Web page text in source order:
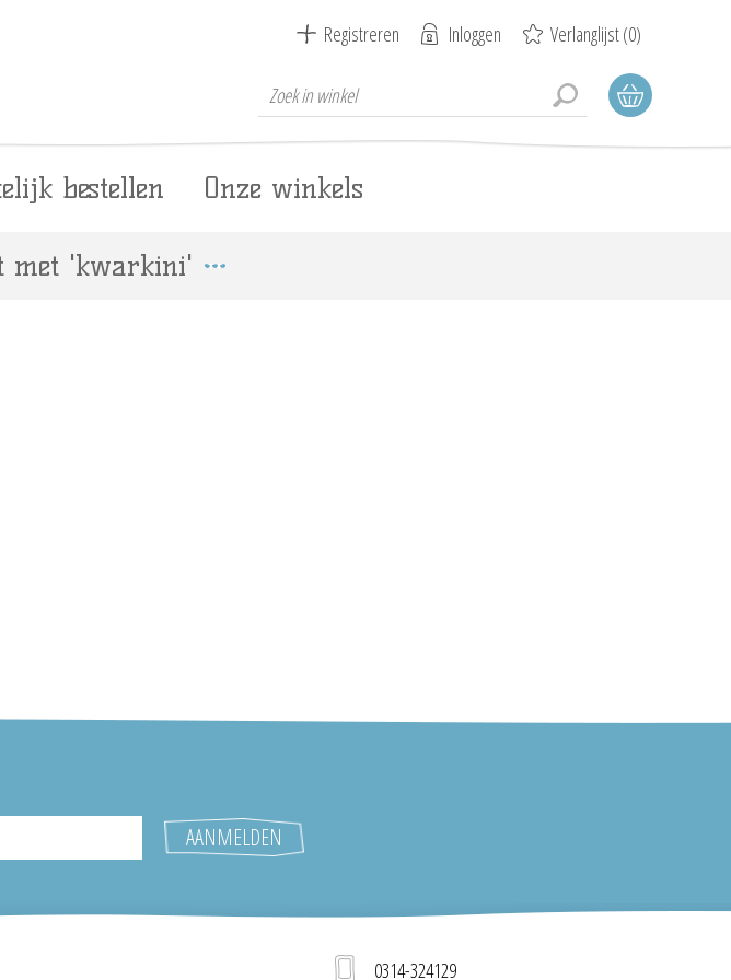
Registreren Inloggen Verlanglijst(0)
bestellen Onze winkels
met 'kwarkini'
0314-324129